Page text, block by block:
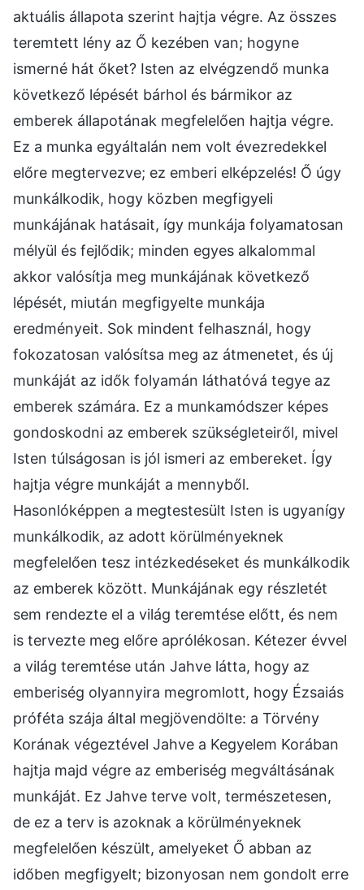
aktuális állapota szerint hajtja végre. Az összes
teremtett lény az Ő kezében van; hogyne
ismerné hát őket? Isten az elvégzendő munka
következő lépését bárhol és bármikor az
emberek állapotának megfelelően hajtja végre.
Ez a munka egyáltalán nem volt évezredekkel
előre megtervezve; ez emberi elképzelés! Ő úgy
munkálkodik, hogy közben megfigyeli
munkájának hatásait, így munkája folyamatosan
mélyül és fejlődik; minden egyes alkalommal
akkor valósítja meg munkájának következő
lépését, miután megfigyelte munkája
eredményeit. Sok mindent felhasznál, hogy
fokozatosan valósítsa meg az átmenetet, és új
munkáját az idők folyamán láthatóvá tegye az
emberek számára. Ez a munkamódszer képes
gondoskodni az emberek szükségleteiről, mivel
Isten túlságosan is jól ismeri az embereket. Így
hajtja végre munkáját a mennyből.
Hasonlóképpen a megtestesült Isten is ugyanígy
munkálkodik, az adott körülményeknek
megfelelően tesz intézkedéseket és munkálkodik
az emberek között. Munkájának egy részletét
sem rendezte el a világ teremtése előtt, és nem
is tervezte meg előre aprólékosan. Kétezer évvel
a világ teremtése után Jahve látta, hogy az
emberiség olyannyira megromlott, hogy Ézsaiás
próféta szája által megjövendölte: a Törvény
Korának végeztével Jahve a Kegyelem Korában
hajtja majd végre az emberiség megváltásának
munkáját. Ez Jahve terve volt, természetesen,
de ez a terv is azoknak a körülményeknek
megfelelően készült, amelyeket Ő abban az
időben megfigyelt; bizonyosan nem gondolt erre